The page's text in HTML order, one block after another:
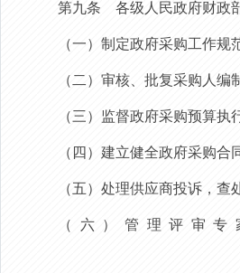
第九条 各级人民政府财政
（一）制定政府采购工作规
（二）审核、批复采购人
（三）监督政府采购预算
（ 四）建立健全政府采购合
（五）处理供应商投诉，查
（六